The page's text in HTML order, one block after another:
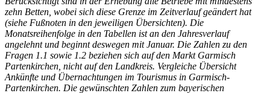
zehn Betten, wobei sich diese Grenze im Zeitverlauf geändert hat
(siehe Fußnoten in den jeweiligen Übersichten). Die
Monatsreihenfolge in den Tabellen ist an den Jahresverlauf
angelehnt und beginnt deswegen mit Januar. Die Zahlen zu den
Fragen 1.1 sowie 1.2 beziehen sich auf den Markt Garmisch
Partenkirchen, nicht auf den Landkreis. Vergleiche Übersicht
Ankünfte und Übernachtungen im Tourismus in Garmisch-
Partenkirchen. Die gewünschten Zahlen zum bayerischen